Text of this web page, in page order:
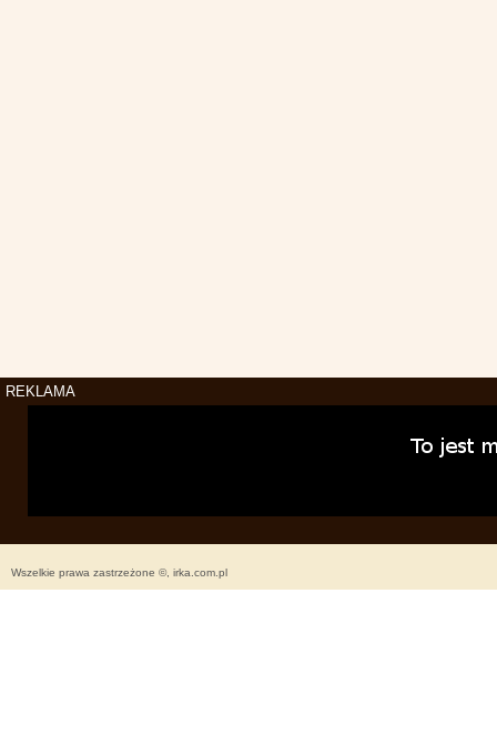
REKLAMA
Wszelkie prawa zastrzeżone ©, irka.com.pl